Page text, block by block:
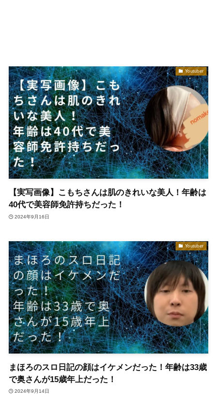
Youtuber
【実写画像】こもちさんは肌のきれいな美人！年齢は
40代で美容師免許持ちだった！
2024年9月16日
Youtuber
まほろのスロ日記の顔はイケメンだった！年齢は33歳
で奥さんが15歳年上だった！
2024年9月14日